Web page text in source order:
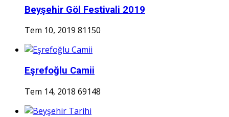
Beyşehir Göl Festivali 2019
Tem 10, 2019 81150
Eşrefoğlu Camii
Tem 14, 2018 69148